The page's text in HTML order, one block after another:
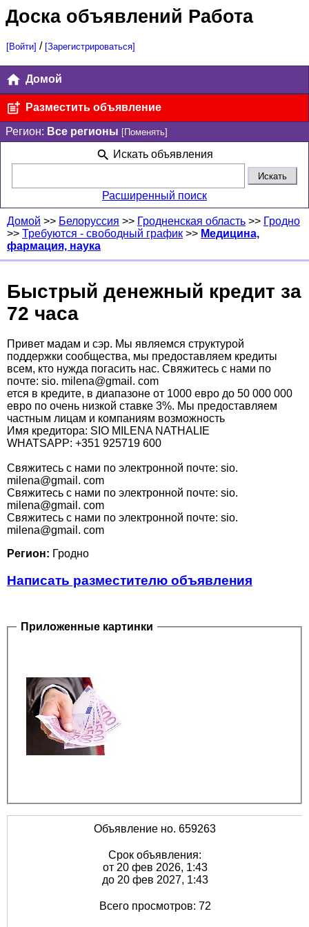
Доска объявлений Работа
[Войти] / [Зарегистрироваться]
Домой
Разместить объявление
Регион: Все регионы [Поменять]
Искать объявления
Расширенный поиск
Домой >> Белоруссия >> Гродненская область >> Гродно
>> Требуются - свободный график >> Медицина,
фармация, наука
Быстрый денежный кредит за
72 часа
Привет мадам и сэр. Мы являемся структурой
поддержки сообщества, мы предоставляем кредиты
всем, кто нужда погасить нас. Свяжитесь с нами по
почте: sio. milena@gmail. com
ется в кредите, в диапазоне от 1000 евро до 50 000 000
евро по очень низкой ставке 3%. Мы предоставляем
частным лицам и компаниям возможность
Имя кредитора: SIO MILENA NATHALIE
WHATSAPP: +351 925719 600
Свяжитесь с нами по электронной почте: sio.
milena@gmail. com
Свяжитесь с нами по электронной почте: sio.
milena@gmail. com
Свяжитесь с нами по электронной почте: sio.
milena@gmail. com
Регион: Гродно
Написать разместителю объявления
Приложенные картинки
Объявление но. 659263
Срок объявления:
от 20 фев 2026, 1:43
до 20 фев 2027, 1:43
Всего просмотров: 72